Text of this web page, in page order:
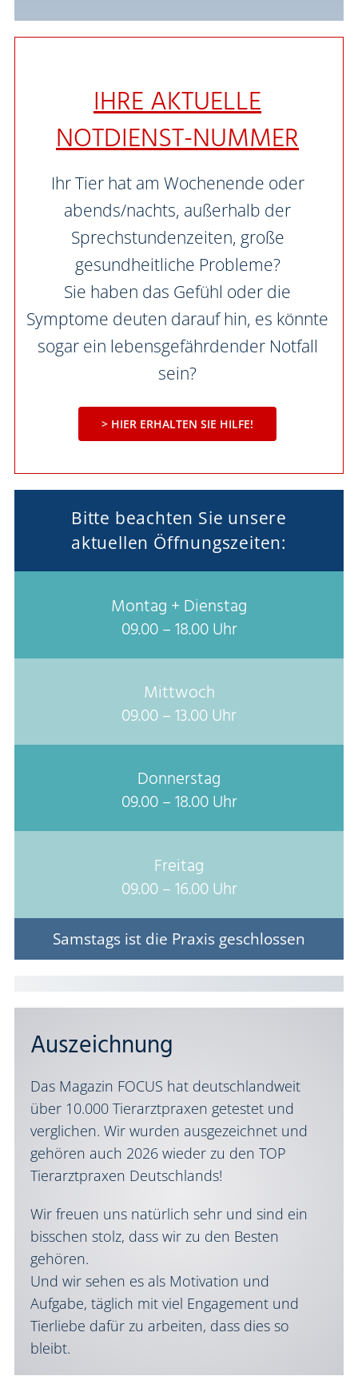
IHRE AKTUELLE
NOTDIENST-NUMMER
Ihr Tier hat am Wochenende oder
abends/nachts, außerhalb der
Sprechstunden­zeiten, große
gesundheitliche Probleme?
Sie haben das Gefühl oder die
Symptome deuten darauf hin, es könnte
sogar ein lebens­gefährdender Notfall
sein?
> HIER ERHALTEN SIE HILFE!
Bitte beachten Sie unsere
aktuellen Öffnungszeiten:
Montag + Dienstag
09.00 – 18.00 Uhr
Mittwoch
09.00 – 13.00 Uhr
Donnerstag
09.00 – 18.00 Uhr
Freitag
09.00 – 16.00 Uhr
Samstags ist die Praxis geschlossen
Auszeichnung
Das Magazin FOCUS hat deutschlandweit
über 10.000 Tierarztpraxen getestet und
verglichen. Wir wurden ausgezeichnet und
gehören auch 2026 wieder zu den TOP
Tierarztpraxen Deutschlands!
Wir freuen uns natürlich sehr und sind ein
bisschen stolz, dass wir zu den Besten
gehören.
Und wir sehen es als Motivation und
Aufgabe, täglich mit viel Engagement und
Tierliebe dafür zu arbeiten, dass dies so
bleibt.